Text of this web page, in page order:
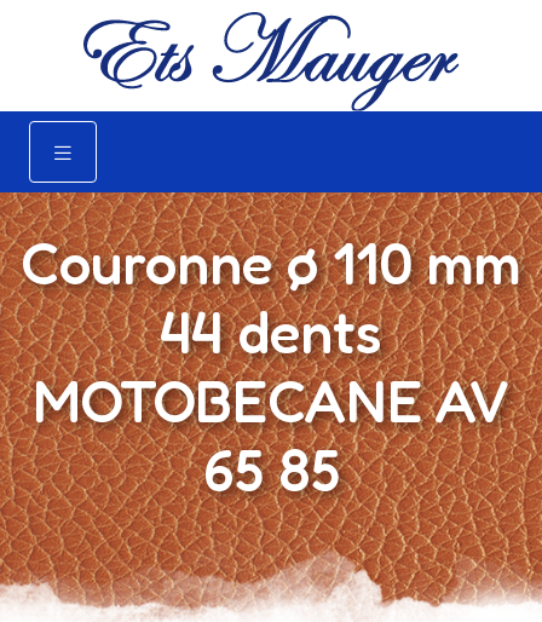
Couronne ø 110 mm
44 dents
MOTOBECANE AV
65 85